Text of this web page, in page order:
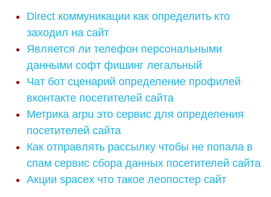
Direct коммуникации как определить кто
заходил на сайт
Является ли телефон персональными
данными софт фишинг легальный
Чат бот сценарий определение профилей
вконтакте посетителей сайта
Метрика arpu это сервис для определения
посетителей сайта
Как отправлять рассылку чтобы не попала в
спам сервис сбора данных посетителей сайта
Акции spacex что такое леопостер сайт